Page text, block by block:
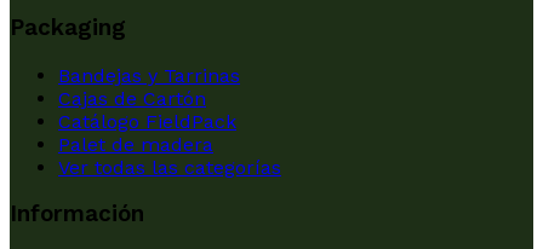
Packaging
Bandejas y Tarrinas
Cajas de Cartón
Catálogo FieldPack
Palet de madera
Ver todas las categorías
Información